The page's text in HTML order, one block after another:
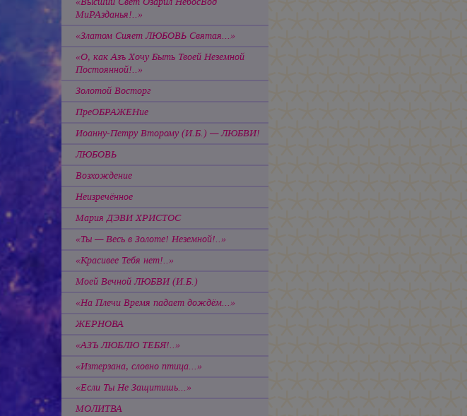
МиРАзданья!..»
«Златом Сияет ЛЮБОВЬ Святая...»
«О, как Азъ Хочу Быть Твоей Неземной
Постоянной!..»
Золотой Восторг
ПреОБРАЖЕНие
Иоанну-Петру Второму (И.Б.) — ЛЮБВИ!
ЛЮБОВЬ
Возхождение
Неизречённое
Мария ДЭВИ ХРИСТОС
«Ты — Весь в Золоте! Неземной!..»
«Красивее Тебя нет!..»
Моей Вечной ЛЮБВИ (И.Б.)
«На Плечи Время падает дождём...»
ЖЕРНОВА
«АЗЪ ЛЮБЛЮ ТЕБЯ!..»
«Изтерзана, словно птица...»
«Если Ты Не Защитишь...»
МОЛИТВА